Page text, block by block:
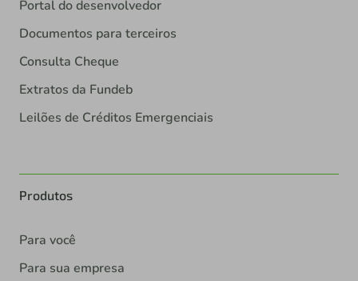
Portal do desenvolvedor
Documentos para terceiros
Consulta Cheque
Extratos da Fundeb
Leilões de Créditos Emergenciais
Produtos
Para você
Para sua empresa